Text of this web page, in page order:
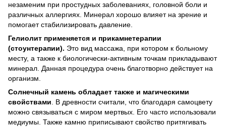
незаменим при простудных заболеваниях, головной боли и
различных аллергиях. Минерал хорошо влияет на зрение и
помогает стабилизировать давление.
Гелиолит применяется и прикамнетерапии
(стоунтерапии). Это вид массажа, при котором к больному
месту, а также к биологически-активным точкам прикладывают
минерал. Данная процедура очень благотворно действует на
организм.
Солнечный камень обладает также и магическими
свойствами. В древности считали, что благодаря самоцвету
можно связываться с миром мертвых. Его часто использовали
медиумы. Также камню приписывают свойство притягивать